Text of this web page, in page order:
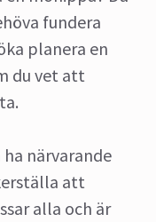
fundera
planera en
du vet att
närvarande
att
alla och är